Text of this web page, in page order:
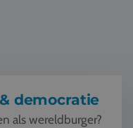
democratie
als wereldburger?